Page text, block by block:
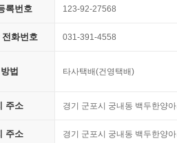
하지 못하는 이유
제
식시장에서 승자가 되기 위한 두 가지
이기 때문입니다.---「주가의 속성-지
비싼지는 절대적인 개념이 아닌 상
근거가 있다는 점에서 ‘싼 자리’입니
금 관리, 장세 판단에 대한 개념 없
의 뛰어난 사격술만 믿고 적군이 득
리자가 될 수 있다고 거듭 강조한다.
로 나아갈 수 있을 것이다.
록번호 123-92-27568
화번호 031-391-4558
법 타사택배(건영택배)
주소 경기 군포시 궁내동 백두한양
주소 경기 군포시 궁내동 백두한양